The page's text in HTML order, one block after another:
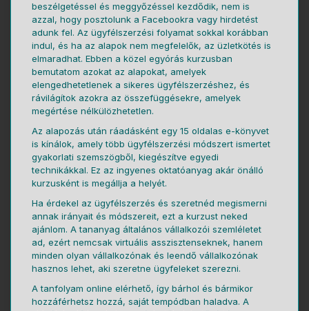
beszélgetéssel és meggyőzéssel kezdődik, nem is
azzal, hogy posztolunk a Facebookra vagy hirdetést
adunk fel. Az ügyfélszerzési folyamat sokkal korábban
indul, és ha az alapok nem megfelelők, az üzletkötés is
elmaradhat. Ebben a közel egyórás kurzusban
bemutatom azokat az alapokat, amelyek
elengedhetetlenek a sikeres ügyfélszerzéshez, és
rávilágítok azokra az összefüggésekre, amelyek
megértése nélkülözhetetlen.
Az alapozás után ráadásként egy 15 oldalas e-könyvet
is kínálok, amely több ügyfélszerzési módszert ismertet
gyakorlati szemszögből, kiegészítve egyedi
technikákkal. Ez az ingyenes oktatóanyag akár önálló
kurzusként is megállja a helyét.
Ha érdekel az ügyfélszerzés és szeretnéd megismerni
annak irányait és módszereit, ezt a kurzust neked
ajánlom. A tananyag általános vállalkozói szemléletet
ad, ezért nemcsak virtuális asszisztenseknek, hanem
minden olyan vállalkozónak és leendő vállalkozónak
hasznos lehet, aki szeretne ügyfeleket szerezni.
A tanfolyam online elérhető, így bárhol és bármikor
hozzáférhetsz hozzá, saját tempódban haladva. A